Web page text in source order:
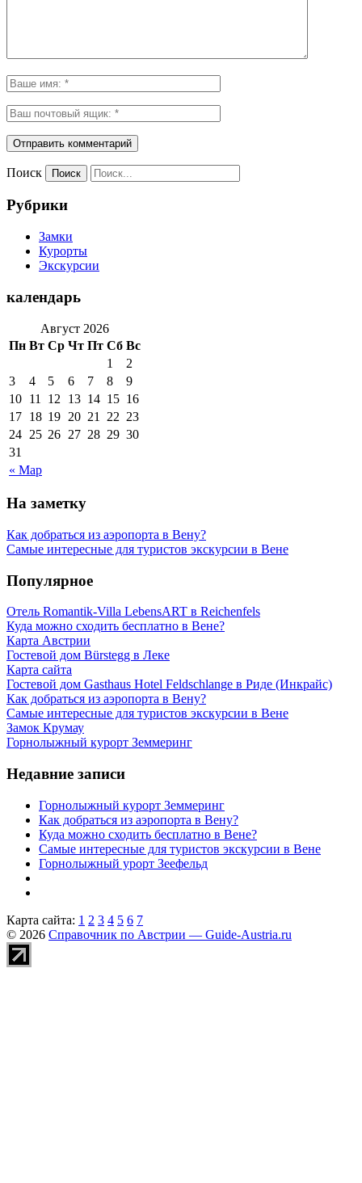
Поиск
Рубрики
Замки
Курорты
Экскурсии
календарь
Август 2026
Пн Вт Ср Чт Пт Сб Вс
« Мар
1
2
3
4 5 6 7 8
9
10 11 12 13 14 15 16
17 18 19 20 21 22 23
24 25 26 27 28 29 30
31
На заметку
Как добраться из аэропорта в Вену?
Самые интересные для туристов экскурсии в Вене
Популярное
Отель Romantik-Villa LebensART в Reichenfels
Куда можно сходить бесплатно в Вене?
Карта Австрии
Гостевой дом Bürstegg в Леке
Карта сайта
Гостевой дом Gasthaus Hotel Feldschlange в Риде (Инкрайс)
Как добраться из аэропорта в Вену?
Самые интересные для туристов экскурсии в Вене
Замок Крумау
Горнолыжный курорт Земмеринг
Недавние записи
Горнолыжный курорт Земмеринг
Как добраться из аэропорта в Вену?
Куда можно сходить бесплатно в Вене?
Самые интересные для туристов экскурсии в Вене
Горнолыжный урорт Зеефельд
Карта сайта: 1 2 3 4 5 6 7
© 2026 Справочник по Австрии — Guide-Austria.ru